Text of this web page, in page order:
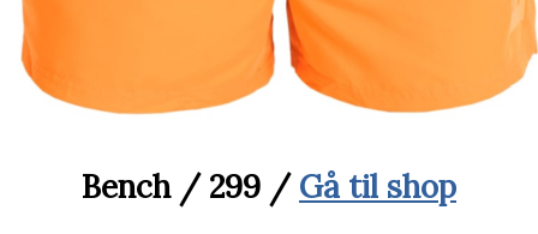
Bench / 299 / Gå til shop